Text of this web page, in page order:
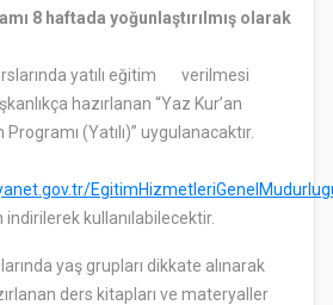
8 haftada yoğunlaştırılmış olarak
yatılı eğitim verilmesi
hazırlanan “Yaz Kur’an
(Yatılı)” uygulanacaktır.
kullanılabilecektir.
yaş grupları dikkate alınarak
ders kitapları ve materyaller